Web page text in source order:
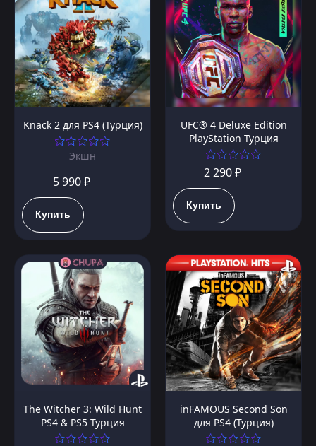
Knack 2 для PS4 (Турция)
Экшн
5 990 ₽
Купить
UFC® 4 Deluxe Edition
PlayStation Турция
2 290 ₽
Купить
The Witcher 3: Wild Hunt
PS4 & PS5 Турция
inFAMOUS Second Son
для PS4 (Турция)